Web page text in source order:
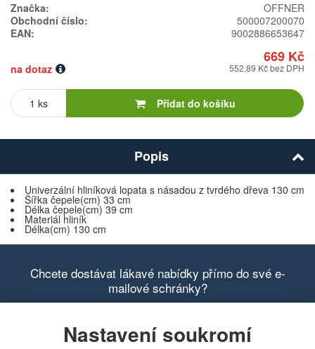
Nastavení soukromí
Značka:
OFFNER
Obchodní číslo:
500007200070
EAN:
9002886653647
669 Kč
na dotaz 552,89 Kč bez DPH
Počet
Přidat do košíku
Popis
Univerzální hliníková lopata s násadou z tvrdého dřeva 130 cm
Šířka čepele(cm) 33 cm
Délka čepele(cm) 39 cm
Materiál hliník
Délka(cm) 130 cm
Chcete dostávat lákavé nabídky přímo do své e-
mailové schránky?